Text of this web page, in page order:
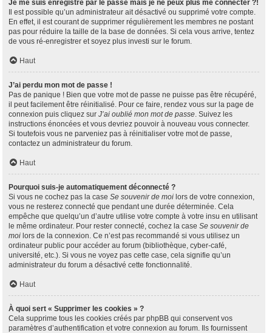
Je me suis enregistré par le passé mais je ne peux plus me connecter ?!
Il est possible qu’un administrateur ait désactivé ou supprimé votre compte.
En effet, il est courant de supprimer régulièrement les membres ne postant
pas pour réduire la taille de la base de données. Si cela vous arrive, tentez
de vous ré-enregistrer et soyez plus investi sur le forum.
Haut
J’ai perdu mon mot de passe !
Pas de panique ! Bien que votre mot de passe ne puisse pas être récupéré,
il peut facilement être réinitialisé. Pour ce faire, rendez vous sur la page de
connexion puis cliquez sur J’ai oublié mon mot de passe. Suivez les
instructions énoncées et vous devriez pouvoir à nouveau vous connecter.
Si toutefois vous ne parveniez pas à réinitialiser votre mot de passe,
contactez un administrateur du forum.
Haut
Pourquoi suis-je automatiquement déconnecté ?
Si vous ne cochez pas la case Se souvenir de moi lors de votre connexion,
vous ne resterez connecté que pendant une durée déterminée. Cela
empêche que quelqu’un d’autre utilise votre compte à votre insu en utilisant
le même ordinateur. Pour rester connecté, cochez la case Se souvenir de
moi lors de la connexion. Ce n’est pas recommandé si vous utilisez un
ordinateur public pour accéder au forum (bibliothèque, cyber-café,
université, etc.). Si vous ne voyez pas cette case, cela signifie qu’un
administrateur du forum a désactivé cette fonctionnalité.
Haut
À quoi sert « Supprimer les cookies » ?
Cela supprime tous les cookies créés par phpBB qui conservent vos
paramètres d’authentification et votre connexion au forum. Ils fournissent